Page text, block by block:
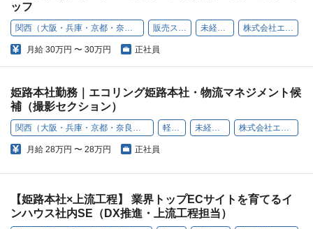
ッフ
関西（大阪・兵庫・京都・奈良・和歌山・滋賀） 販売スタッフ 未経験歓迎 株式会社エコリング
月給 30万円 〜 30万円 正社員
姫路本社勤務｜エコリング姫路本社・物流マネジメント候
補（撮影セクション）
関西（大阪・兵庫・京都・奈良・和歌山・滋賀） 軽作業 未経験歓迎 株式会社エコリング
月給 28万円 〜 28万円 正社員
【姫路本社×上流工程】 業界トップECサイトを育てるイ
ンハウス社内SE（DX推進・上流工程担当）